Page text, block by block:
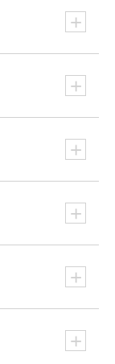
+
+
+
+
+
+